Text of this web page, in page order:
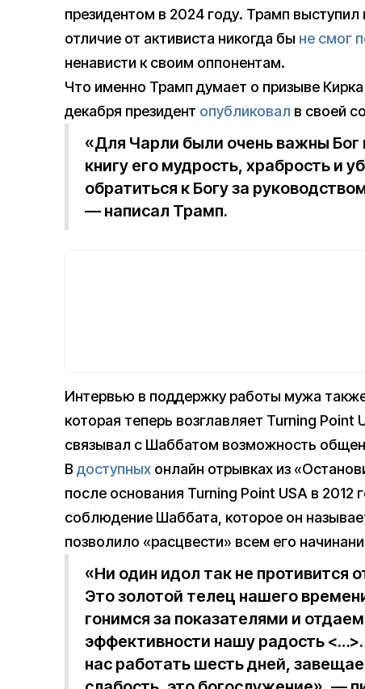
президентом в 2024 году. Трамп выступил
отличие от активиста никогда бы не смог
ненависти к своим оппонентам.
Что именно Трамп думает о призыве
декабря президент опубликовал в своей
«Для Чарли были очень важны Бог
книгу его мудрость, храбрость и
обратиться к Богу за
— написал Трамп.
Интервью в поддержку работы мужа
которая теперь возглавляет Turning Point
связывал с Шаббатом возможность
В доступных онлайн отрывках из
после основания Turning Point USA в 2012
соблюдение Шаббата, которое он
позволило «расцвести» всем его
«Ни один идол так не противится
Это золотой телец нашего
гонимся за показателями и
эффективности нашу радость
нас работать шесть дней,